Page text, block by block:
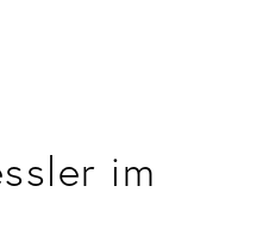
im